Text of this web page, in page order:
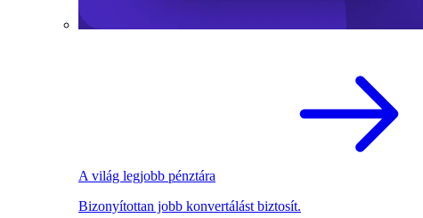
A világ legjobb pénztára
Bizonyítottan jobb konvertálást biztosít.